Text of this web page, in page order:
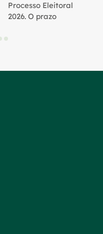
Processo Eleitoral
2026. O prazo